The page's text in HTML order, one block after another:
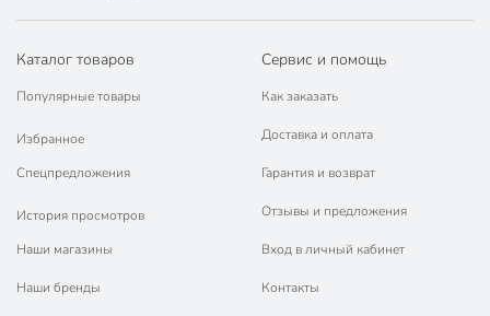
Порядок - официальный представитель ведущих мировых
06. Наши операторы примут ваш звонок, помогут определиться с
Каталог товаров
Популярные товары
Избранное
Спецпредложения
История просмотров
Наши магазины
Наши бренды
Сервис и помощь
Как заказать
Доставка и оплата
Гарантия и возврат
Отзывы и предложения
Вход в личный кабинет
Контакты